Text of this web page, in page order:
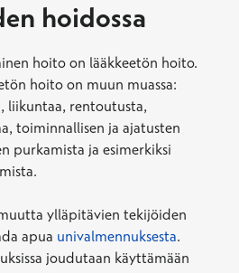
hoidossa
hoito on lääkkeetön hoito.
hoito on muun muassa:
liikuntaa, rentoutusta,
toiminnallisen ja ajatusten
purkamista ja esimerkiksi
ylläpitävien tekijöiden
apua univalmennuksesta.
joudutaan käyttämään